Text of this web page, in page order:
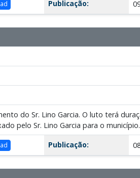
Publicação:
do Sr. Lino Garcia. O luto terá
pelo Sr. Lino Garcia para o município.
Publicação: